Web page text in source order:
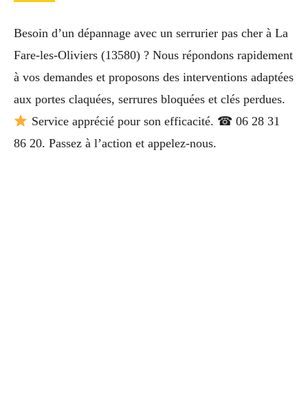
Besoin d’un dépannage avec un serrurier pas cher à La
Fare-les-Oliviers (13580) ? Nous répondons rapidement
à vos demandes et proposons des interventions adaptées
aux portes claquées, serrures bloquées et clés perdues.
Service apprécié pour son efficacité. ☎ 06 28 31
86 20. Passez à l’action et appelez-nous.